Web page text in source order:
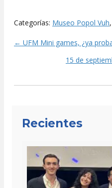
Categorías: Museo Popol Vuh,
Posts
navigation
← UFM Mini games, ¿ya
15 de
Recientes